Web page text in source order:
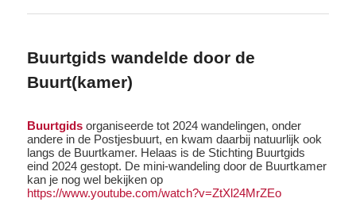
Buurtgids wandelde door de
Buurt(kamer)
Buurtgids organiseerde tot 2024 wandelingen, onder
andere in de Postjesbuurt, en kwam daarbij natuurlijk ook
langs de Buurtkamer. Helaas is de Stichting Buurtgids
eind 2024 gestopt. De mini-wandeling door de Buurtkamer
kan je nog wel bekijken op
https://www.youtube.com/watch?v=ZtXl24MrZEo